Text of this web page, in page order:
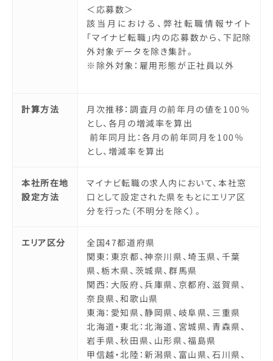
＜応募数＞
該当月における、弊社転職情報サイト
「マイナビ転職」内の応募数から、下記除
外対象データを除き集計。
※除外対象：雇用形態が正社員以外
計算方法
月次推移：調査月の前年月の値を100％
とし、各月の増減率を算出
前年同月比：各月の前年同月を100％
とし、増減率を算出
本社所在地
設定方法
マイナビ転職の求人内において、本社窓
口として設定された県をもとにエリア区
分を行った（不明分を除く）。
エリア区分
全国47都道府県
関東：東京都、神奈川県、埼玉県、千葉
県、栃木県、茨城県、群馬県
関西：大阪府、兵庫県、京都府、滋賀県、
奈良県、和歌山県
東海：愛知県、静岡県、岐阜県、三重県
北海道・東北：北海道、宮城県、青森県、
岩手県、秋田県、山形県、福島県
甲信越・北陸：新潟県、富山県、石川県、